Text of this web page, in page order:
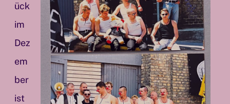
ück
im
Dez
em
ber
ist